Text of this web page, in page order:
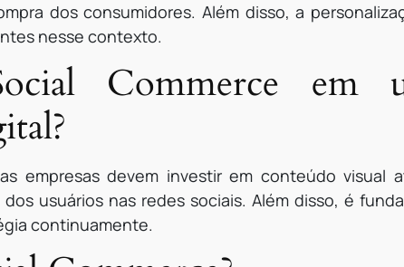
dos consumidores. Além disso, a
nesse contexto.
Commerce em
empresas devem investir em conteúdo visual
usuários nas redes sociais. Além disso, é
continuamente.